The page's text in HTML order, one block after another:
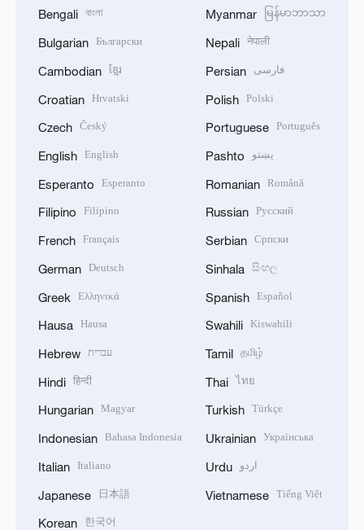
Bengali বাংলা
Bulgarian Български
Cambodian ខ្មែរ
Croatian Hrvatski
Czech Český
English English
Esperanto Esperanto
Filipino Filipino
French Français
German Deutsch
Greek Ελληνικά
Hausa Hausa
Hebrew עברית
Hindi हिन्दी
Hungarian Magyar
Indonesian Bahasa Indonesia
Italian Italiano
Japanese 日本語
Korean 한국어
Myanmar မြန်မာဘာသာ
Nepali नेपाली
Persian فارسی
Polish Polski
Portuguese Português
Pashto پښتو
Romanian Română
Russian Русский
Serbian Српски
Sinhala සිංහල
Spanish Español
Swahili Kiswahili
Tamil தமிழ்
Thai ไทย
Turkish Türkçe
Ukrainian Українська
Urdu اردو
Vietnamese Tiếng Việt